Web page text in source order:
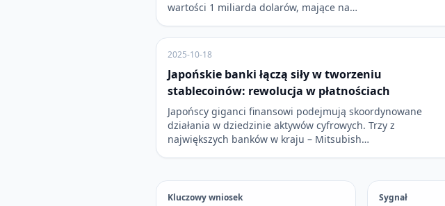
wartości 1 miliarda dolarów, mające na…
2025-10-18
Japońskie banki łączą siły w tworzeniu
stablecoinów: rewolucja w płatnościach
Japońscy giganci finansowi podejmują skoordynowane
działania w dziedzinie aktywów cyfrowych. Trzy z
największych banków w kraju – Mitsubish…
Kluczowy wniosek
Sygnał